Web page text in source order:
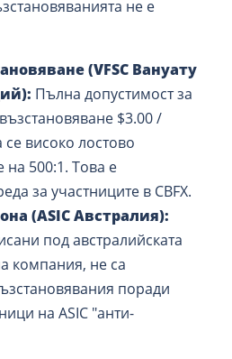
не е
(VFSC Вануату
Пълна допустимост за
$3.00 /
се високо лостово
500:1. Това е
за участниците в CBFX.
(ASIC Австралия):
под австралийската
компания, не са
поради
на ASIC "анти-